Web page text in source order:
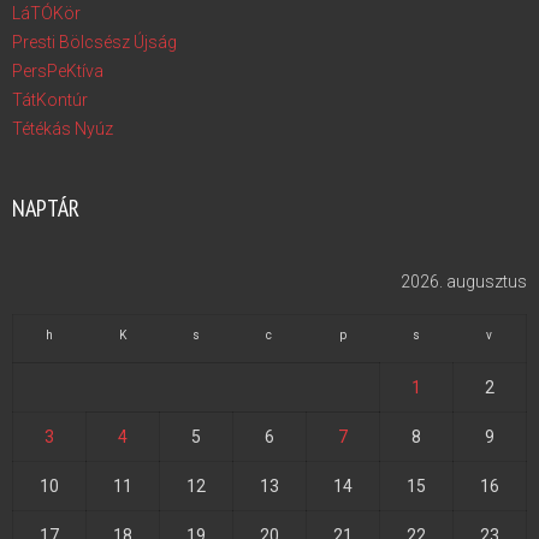
LáTÓKör
Presti Bölcsész Újság
PersPeKtíva
TátKontúr
Tétékás Nyúz
NAPTÁR
2026. augusztus
h K s c p s v
1 2
3 4 5 6 7 8 9
10 11 12 13 14 15 16